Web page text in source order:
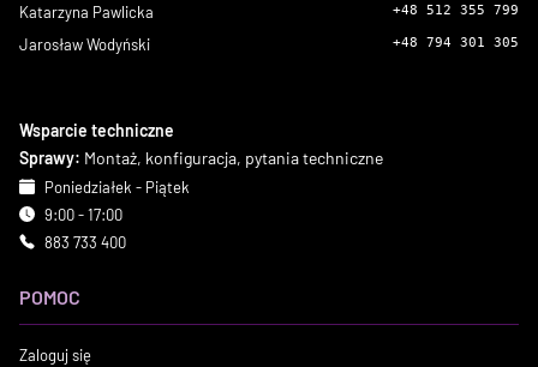
Katarzyna Pawlicka +48 512 355 799
Jarosław Wodyński +48 794 301 305
Wsparcie techniczne
Sprawy: Montaż, konfiguracja, pytania techniczne
Poniedziałek - Piątek
9:00 - 17:00
883 733 400
POMOC
Zaloguj się